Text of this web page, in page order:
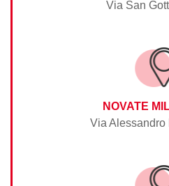
Via San
NOVATE
Via Alessandro